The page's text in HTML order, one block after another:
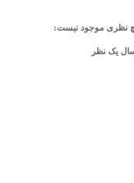
نظری موجود نیست:
یک نظر